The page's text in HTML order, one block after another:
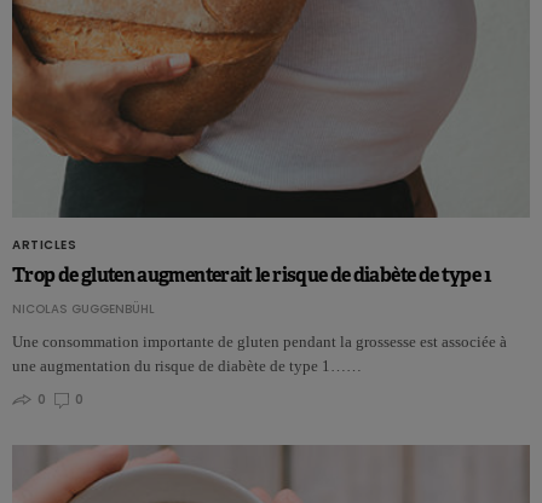
ARTICLES
Trop de gluten augmenterait le risque de diabète de type 1
NICOLAS GUGGENBÜHL
Une consommation importante de gluten pendant la grossesse est associée à
une augmentation du risque de diabète de type 1……
0
0